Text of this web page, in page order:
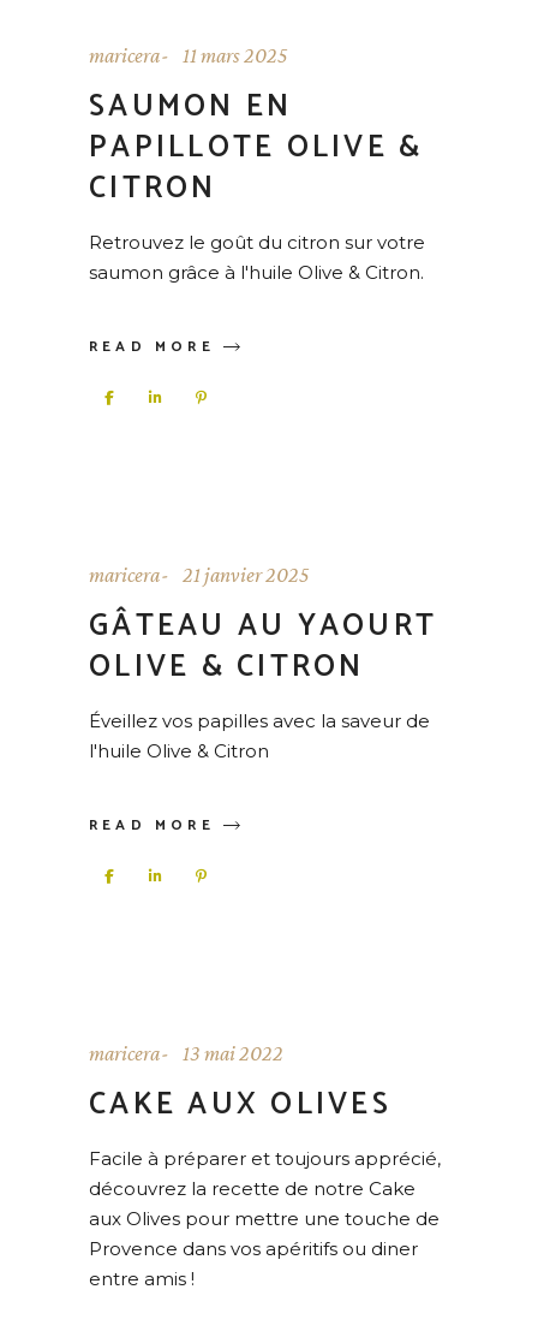
maricera 11 mars 2025
SAUMON EN
PAPILLOTE OLIVE &
CITRON
Retrouvez le goût du citron sur votre
saumon grâce à l'huile Olive & Citron.
READ MORE
maricera 21 janvier 2025
GÂTEAU AU YAOURT
OLIVE & CITRON
Éveillez vos papilles avec la saveur de
l'huile Olive & Citron
READ MORE
maricera 13 mai 2022
CAKE AUX OLIVES
Facile à préparer et toujours apprécié,
découvrez la recette de notre Cake
aux Olives pour mettre une touche de
Provence dans vos apéritifs ou diner
entre amis !